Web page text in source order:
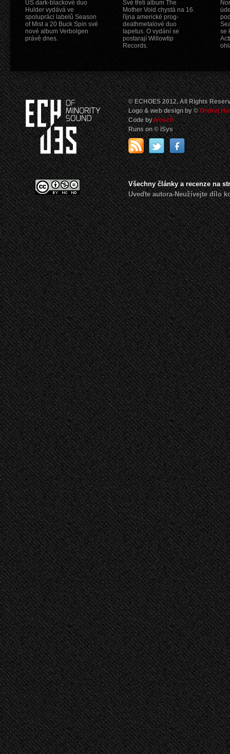
US dark-blackové duo
Hulder vydává ve
spolupráci labelů Season
of Mist a 20 Buck Spin své
nové album Verbolgen
právě dnes.
Své třetí album The
Mother Void chystá na 16.
října americké prog-
deathmetalové duo
Iapetus. O vydání se
postarají Willowtip
Records.
se
© ECHOES 2012, All Rights
Logo & web design by ©Ondrej
Code byIvosch
Runs on © iSys
Všechny články a recenze na
Uveďte autora-Neužívejte dílo